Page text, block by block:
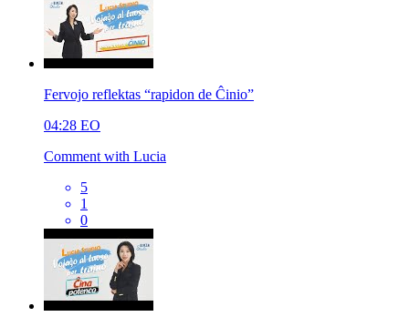
Fervojo reflektas “rapidon de Ĉinio”
04:28 EO
Comment with Lucia
5
1
0